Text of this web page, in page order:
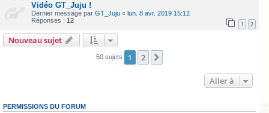
Vidéo GT_Juju !
Dernier message par GT_Juju « lun. 8 avr. 2019 15:12
Réponses : 12 1 2
Nouveau sujet
50 sujets 1 2
Aller à
PERMISSIONS DU FORUM